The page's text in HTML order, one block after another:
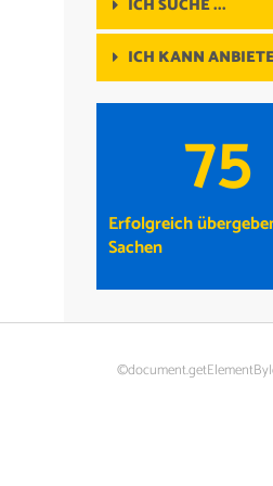
ICH SUCHE ...
ICH KANN
Erfolgreich
Sachen
75